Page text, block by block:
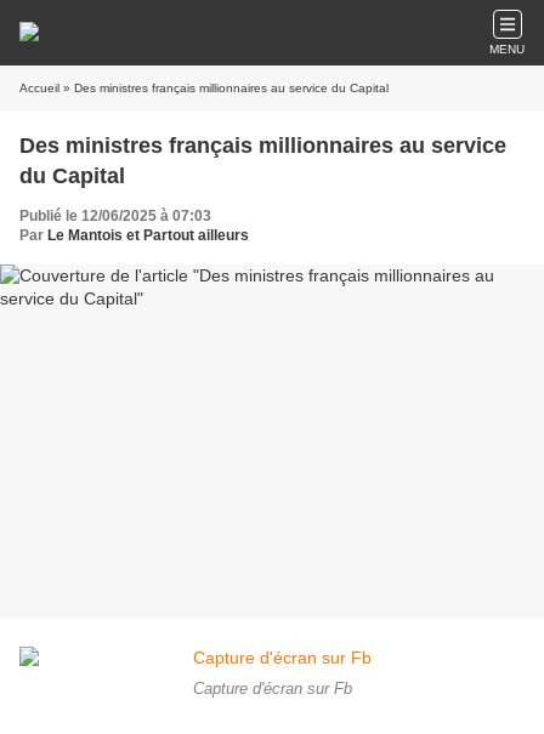
MENU
Accueil » Des ministres français millionnaires au service du Capital
Des ministres français millionnaires au service
du Capital
Publié le 12/06/2025 à 07:03
Par Le Mantois et Partout ailleurs
Capture d'écran sur Fb